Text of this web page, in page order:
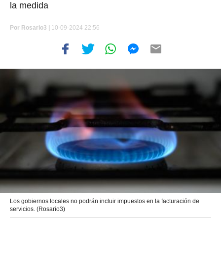
la medida
Por Rosario3 | 10-09-2024 22:56
Los gobiernos locales no podrán incluir impuestos en la facturación de
servicios. (Rosario3)